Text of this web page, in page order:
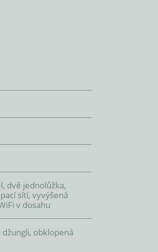
dvě jednolůžka,
sítí, vyvýšená
v dosahu
obklopená